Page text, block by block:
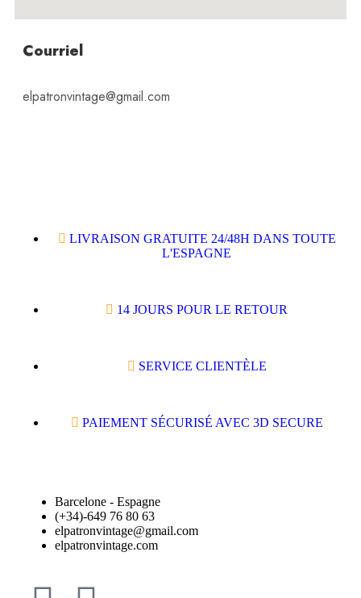
Courriel
elpatronvintage@gmail.com
LIVRAISON GRATUITE 24/48H DANS TOUTE
L'ESPAGNE
14 JOURS POUR LE RETOUR
SERVICE CLIENTÈLE
PAIEMENT SÉCURISÉ AVEC 3D SECURE
Barcelone - Espagne
(+34)-649 76 80 63
elpatronvintage@gmail.com
elpatronvintage.com